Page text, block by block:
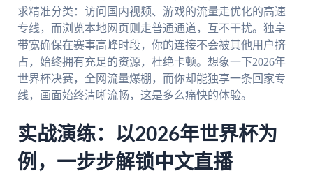
求精准分类：访问国内视频、游戏的流量走优化的高速
专线，而浏览本地网页则走普通通道，互不干扰。独享
带宽确保在赛事高峰时段，你的连接不会被其他用户挤
占，始终拥有充足的资源，杜绝卡顿。想象一下2026年
世界杯决赛，全网流量爆棚，而你却能独享一条回家专
线，画面始终清晰流畅，这是多么痛快的体验。
实战演练：以2026年世界杯为
例，一步步解锁中文直播